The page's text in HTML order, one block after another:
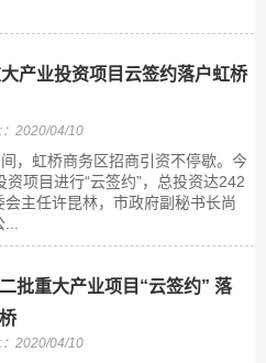
产业投资项目云签约落户虹桥
2020/04/10
，虹桥商务区招商引资不停歇。今
项目进行“云签约”，总投资达242
主任许昆林，市政府副秘书长尚
批重大产业项目“云签约” 落
2020/04/10